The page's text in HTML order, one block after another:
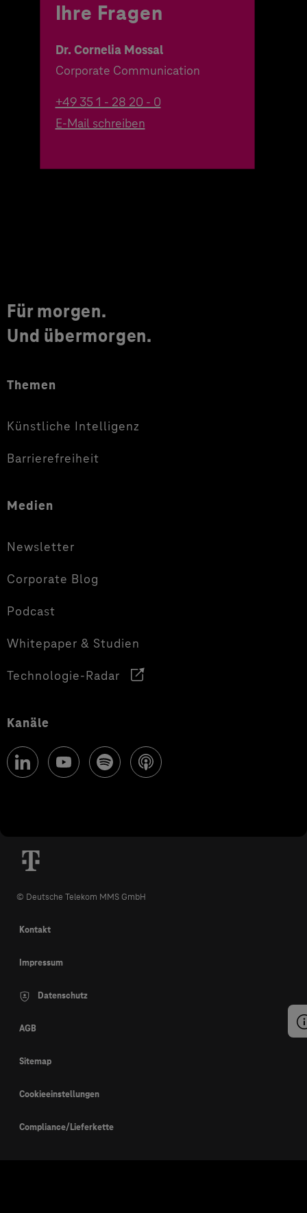
Ihre Fragen
Dr. Cornelia Mossal
Corporate Communication
+49 35 1 - 28 20 - 0
E-Mail schreiben
Für morgen.
Und übermorgen.
Themen
Künstliche Intelligenz
Barrierefreiheit
Medien
Newsletter
Corporate Blog
Podcast
Whitepaper & Studien
Technologie-Radar
Kanäle
© Deutsche Telekom MMS GmbH
Kontakt
Impressum
Datenschutz
AGB
Sitemap
Cookieeinstellungen
Compliance/Lieferkette